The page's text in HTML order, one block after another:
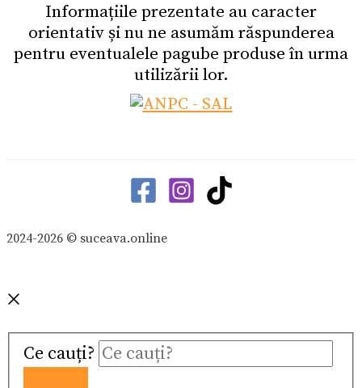
Informațiile prezentate au caracter
orientativ și nu ne asumăm răspunderea
pentru eventualele pagube produse în urma
utilizării lor.
2024-2026 © suceava.online
Ce cauți?